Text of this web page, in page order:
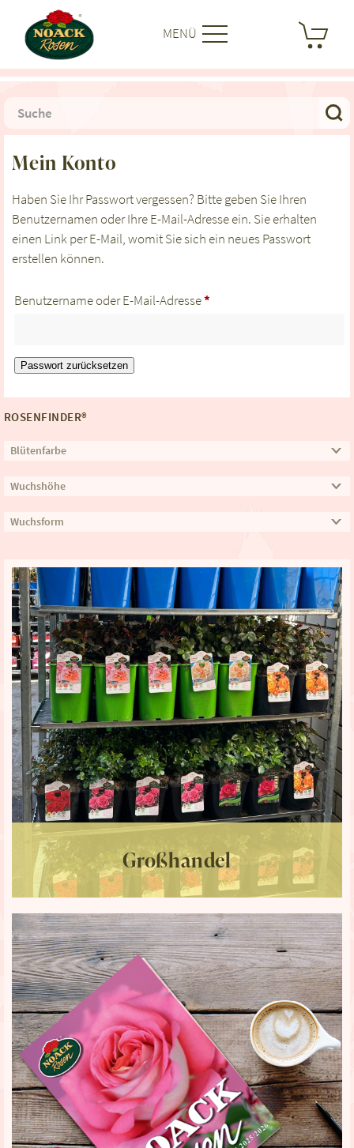
MENÜ
Mein Konto
Haben Sie Ihr Passwort vergessen? Bitte geben Sie Ihren
Benutzernamen oder Ihre E-Mail-Adresse ein. Sie erhalten
einen Link per E-Mail, womit Sie sich ein neues Passwort
erstellen können.
Benutzername oder E-Mail-Adresse*
Passwort zurücksetzen
ROSENFINDER®
Blütenfarbe
Wuchshöhe
Wuchsform
Großhandel